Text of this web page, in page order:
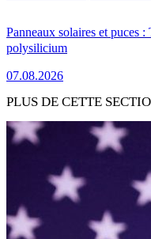
Panneaux solaires et puces
polysilicium
07.08.2026
PLUS DE CETTE